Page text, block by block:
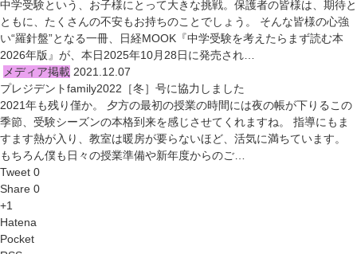
中学受験という、お子様にとって大きな挑戦。保護者の皆様は、期待と
ともに、たくさんの不安もお持ちのことでしょう。 そんな皆様の心強
い“羅針盤”となる一冊、日経MOOK『中学受験を考えたらまず読む本
2026年版』が、本日2025年10月28日に発売され…
メディア掲載 2021.12.07
プレジデントfamily2022［冬］号に協力しました
2021年も残り僅か。 夕方の最初の授業の時間には夜の帳が下りるこの
季節、受験シーズンの本格到来を感じさせてくれますね。 指導にもま
すます熱が入り、教室は暖房が要らないほど、活気に満ちています。
もちろん僕も日々の授業準備や新年度からのご…
Tweet 0
Share 0
+1
Hatena
Pocket